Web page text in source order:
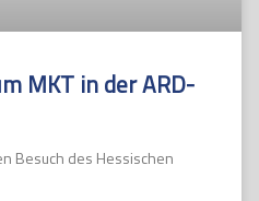
MKT in der ARD-
Besuch des Hessischen